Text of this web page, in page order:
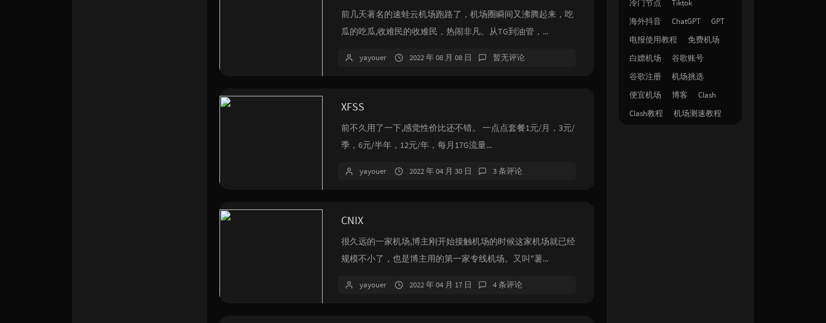
前几天著名的速蛙云机场跑路了，机场圈瞬间又沸腾起来，吃
瓜的吃瓜,收难民的收难民，热闹非凡。从TG到油管，...
yayouer 2022 年 08 月 08 日 暂无评论
XFSS
前不久用了一下,感觉性价比还不错。 一点点套餐1元/月，3元/
季，6元/半年，12元/年，每月17G流量...
yayouer 2022 年 04 月 30 日 3 条评论
CNIX
很久远的一家机场,博主刚开始接触机场的时候这家机场就已经
规模不小了，也是博主用的第一家专线机场。又叫"薯...
yayouer 2022 年 04 月 17 日 4 条评论
冷门节点
Tiktok
海外抖音
ChatGPT
GPT
电报使用教程
免费机场
白嫖机场
谷歌账号
谷歌注册
机场挑选
便宜机场
博客
Clash
Clash教程
机场测速教程